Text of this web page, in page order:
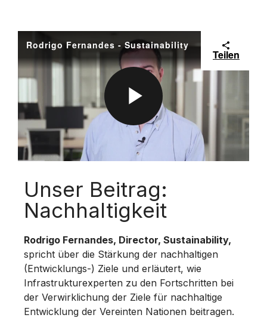
Unser Beitrag:
Nachhaltigkeit
Rodrigo Fernandes, Director, Sustainability,
spricht über die Stärkung der nachhaltigen
(Entwicklungs-) Ziele und erläutert, wie
Infrastrukturexperten zu den Fortschritten bei
der Verwirklichung der Ziele für nachhaltige
Entwicklung der Vereinten Nationen beitragen.
Rodrigo Fernandes - Sustainability
Teilen
P
L
A
Y